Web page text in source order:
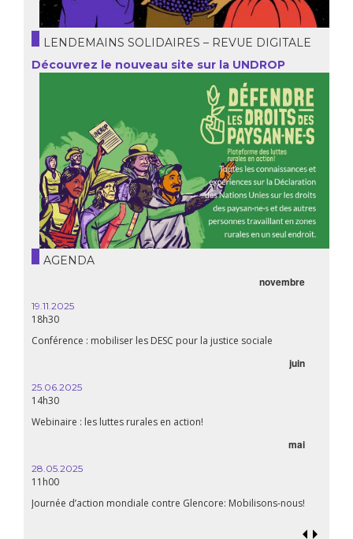
LENDEMAINS SOLIDAIRES – REVUE DIGITALE
Découvrez le nouveau site sur la UNDROP
AGENDA
novembre
19.11.2025
18h30
Conférence : mobiliser les DESC pour la justice sociale
juin
25.06.2025
14h30
Webinaire : les luttes rurales en action!
mai
28.05.2025
11h00
Journée d’action mondiale contre Glencore: Mobilisons-nous!